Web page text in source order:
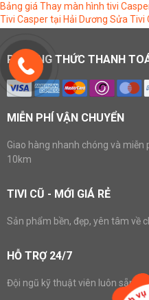
Bảng giá Thay màn hình tivi
Tivi Casper tại Hải Dương Sửa Tivi
PHƯƠNG THỨC THANH
MIỄN PHÍ VẬN CHUYỂN
Giao hàng nhanh chóng và
10km
TIVI CŨ - MỚI GIÁ RẺ
Sản phẩm bền, đẹp, yên tâm về
HỖ TRỢ 24/7
Đội ngũ kỹ thuật viên luôn sẵn